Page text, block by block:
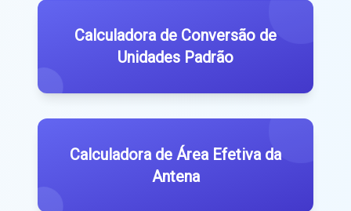
Calculadora de Conversão de
Unidades Padrão
Calculadora de Área Efetiva da
Antena